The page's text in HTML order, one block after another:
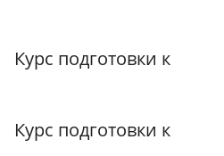
Курс подготовки к
Курс подготовки к